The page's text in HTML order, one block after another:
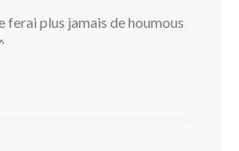
ferai plus jamais de houmous